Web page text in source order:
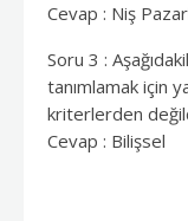
Cevap : Niş
Soru 3 :
tanımlamak için
kriterlerden
Cevap : Bilişsel